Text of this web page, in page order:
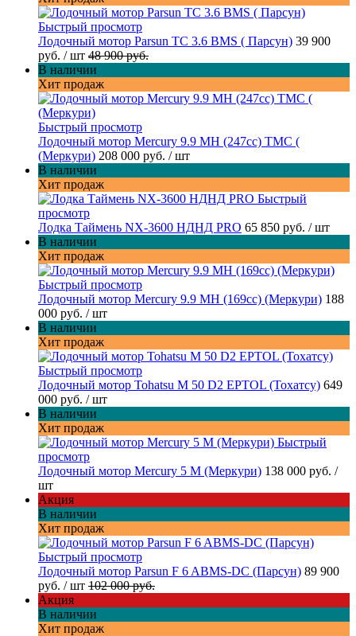
Быстрый просмотр
Лодочный мотор Parsun TC 3.6 BMS ( Парсун) 39 900
руб. / шт 48 900 руб.
В наличии
Хит продаж
Быстрый просмотр
Лодочный мотор Mercury 9.9 МН (247cc) TMC (
(Меркури) 208 000 руб. / шт
В наличии
Хит продаж
Быстрый
просмотр
Лодка Таймень NX-3600 НДНД PRO 65 850 руб. / шт
В наличии
Хит продаж
Быстрый просмотр
Лодочный мотор Mercury 9.9 MH (169cc) (Меркури) 188
000 руб. / шт
В наличии
Хит продаж
Быстрый просмотр
Лодочный мотор Tohatsu M 50 D2 EPTOL (Тохатсу) 649
000 руб. / шт
В наличии
Хит продаж
Быстрый
просмотр
Лодочный мотор Mercury 5 M (Меркури) 138 000 руб. /
шт
Акция
В наличии
Хит продаж
Быстрый просмотр
Лодочный мотор Parsun F 6 ABMS-DC (Парсун) 89 900
руб. / шт 102 000 руб.
Акция
В наличии
Хит продаж